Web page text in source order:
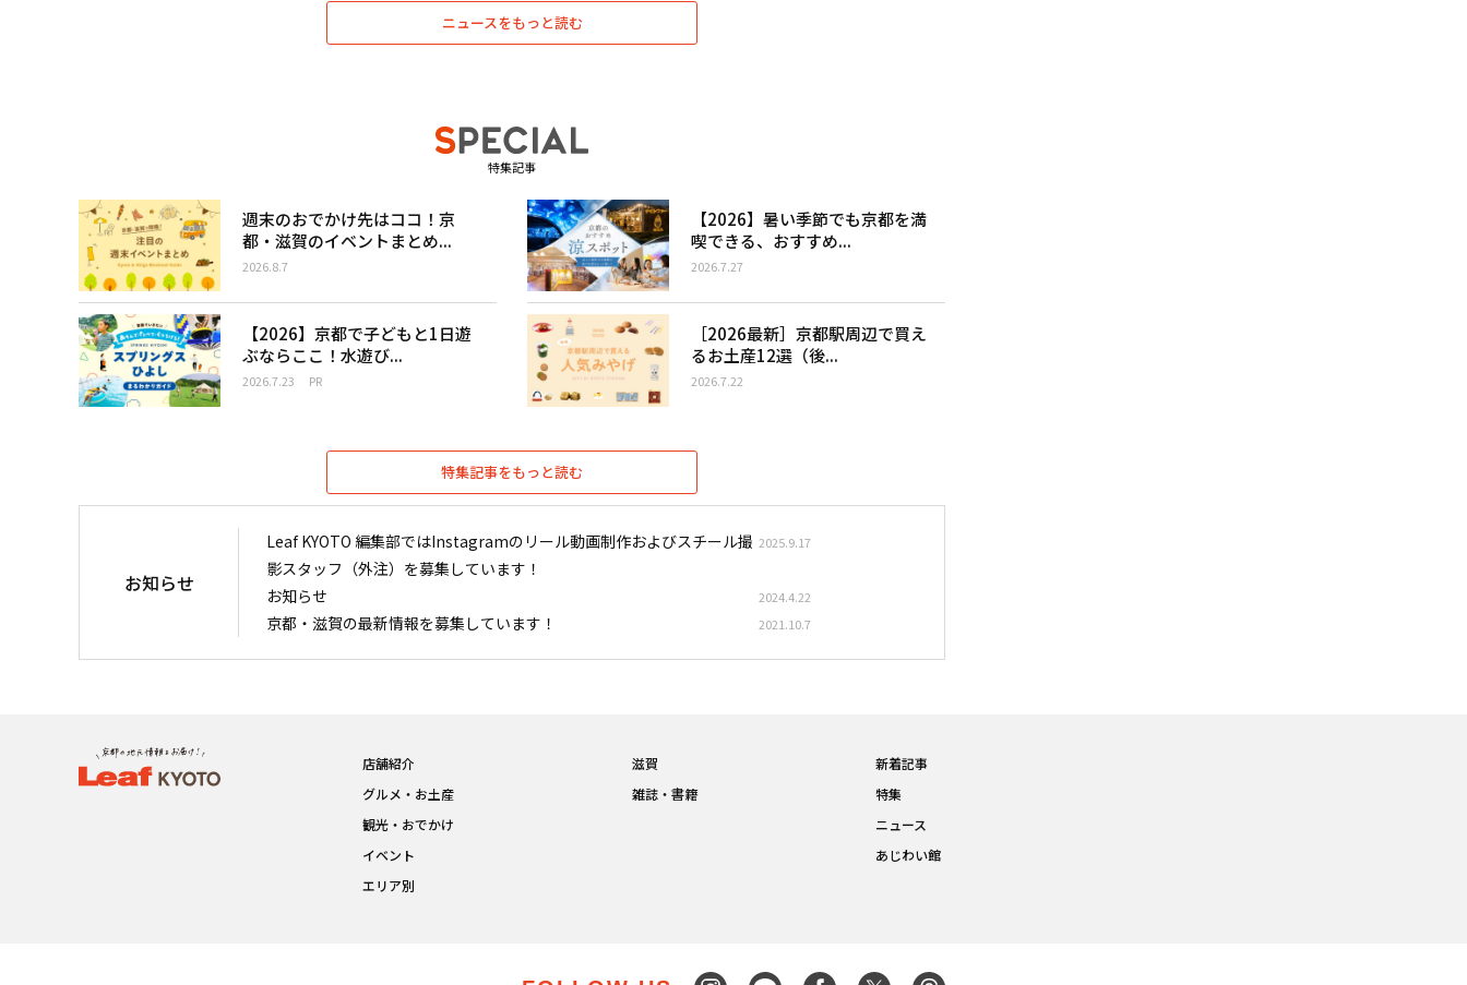
ニュースをもっと読む
特集記事
週末のおでかけ先はココ！京
都・滋賀のイベントまとめ...
2026.8.7
【2026】暑い季節でも京都を満
喫できる、おすすめ...
2026.7.27
【2026】京都で子どもと1日遊
ぶならここ！水遊び...
2026.7.23 PR
［2026最新］京都駅周辺で買え
るお土産12選（後...
2026.7.22
特集記事をもっと読む
お知らせ
Leaf KYOTO 編集部ではInstagramのリール動画制作およびスチール撮
影スタッフ（外注）を募集しています！
2025.9.17
お知らせ 2024.4.22
京都・滋賀の最新情報を募集しています！ 2021.10.7
店舗紹介
グルメ・お土産
観光・おでかけ
イベント
エリア別
滋賀
雑誌・書籍
新着記事
特集
ニュース
あじわい館